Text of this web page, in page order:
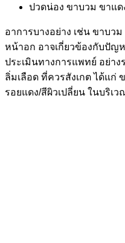
ปวดน่อง ขาบวม ขาแ
อาการบางอย่าง เช่น ขาบว
หน้าอก อาจเกี่ยวข้องกับปัญ
ประเมินทางการแพทย์ อย่าง
ลิ่มเลือด ที่ควรสังเกต ได้แก่
รอยแดง/สีผิวเปลี่ยน ในบริเว